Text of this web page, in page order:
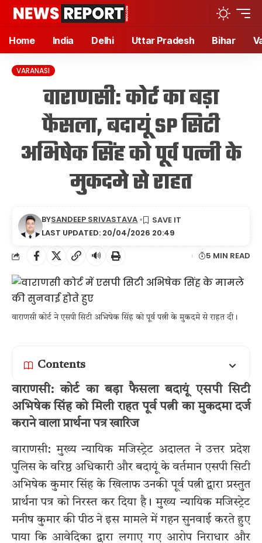
Home India Delhi Uttar Pradesh Bihar
VARANASI
वाराणसी: कोर्ट का बड़ा
फैसला, बदायूं SP सिटी
अभिषेक सिंह को पूर्व पत्नी के
मुकदमे से राहत
LAST UPDATED: 20/04/2026 20:49
BYSANDEEP SRIVASTAVA
🔊 5 MIN READ
वाराणसी कोर्ट ने एसपी सिटी अभिषेक सिंह को पूर्व पत्नी के मुकदमे से राहत दी।
Contents
वाराणसी: कोर्ट का बड़ा फैसला बदायूं एसपी सिटी
अभिषेक सिंह को मिली राहत पूर्व पत्नी का मुकदमा दर्ज
कराने वाला प्रार्थना पत्र खारिज
वाराणसी: मुख्य न्यायिक मजिस्ट्रेट अदालत ने उत्तर प्रदेश
पुलिस के वरिष्ठ अधिकारी और बदायूं के वर्तमान एसपी सिटी
अभिषेक कुमार सिंह के खिलाफ उनकी पूर्व पत्नी द्वारा प्रस्तुत
प्रार्थना पत्र को निरस्त कर दिया है। मुख्य न्यायिक मजिस्ट्रेट
मनीष कुमार की पीठ ने इस मामले में गहन सुनवाई करते हुए
पाया कि आवेदिका द्वारा लगाए गए आरोप निराधार और